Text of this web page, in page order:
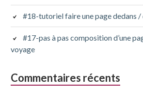
#18-tutoriel faire une page dedans /
#17-pas à pas composition d’une
voyage
Commentaires récents